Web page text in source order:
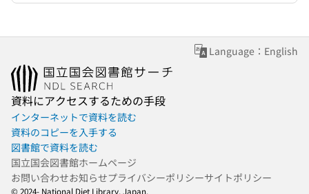
Language：English
資料にアクセスするための手段
インターネットで資料を読む
資料のコピーを入手する
図書館で資料を読む
国立国会図書館ホームページ
お問い合わせお知らせプライバシーポリシーサイトポリシー
© 2024- National Diet Library, Japan.